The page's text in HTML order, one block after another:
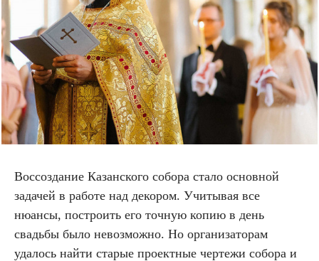
Воссоздание Казанского собора стало основной
задачей в работе над декором. Учитывая все
нюансы, построить его точную копию в день
свадьбы было невозможно. Но организаторам
удалось найти старые проектные чертежи собора и